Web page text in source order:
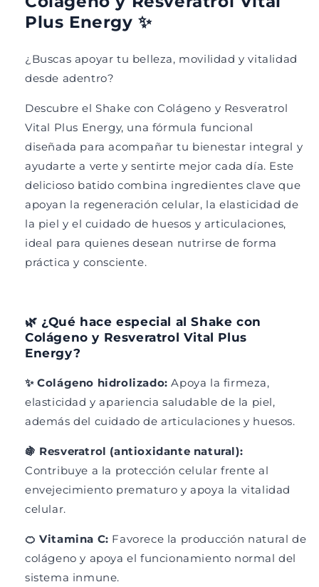
n
P
o
e
n
a
A
s
l
a
d
o
d
e
r
o
L
c
h
|
R
e
s
v
e
a
r
o
o
n
r
t
í
n
a
A
i
s
l
a
o
d
e
e
c
e
R
e
s
r
t
r
Plus Energy ✨
¿Buscas apoyar tu belleza, movilidad y vitalidad
desde adentro?
Descubre el Shake con Colágeno y Resveratrol
Vital Plus Energy, una fórmula funcional
diseñada para acompañar tu bienestar integral y
ayudarte a verte y sentirte mejor cada día. Este
delicioso batido combina ingredientes clave que
apoyan la regeneración celular, la elasticidad de
la piel y el cuidado de huesos y articulaciones,
ideal para quienes desean nutrirse de forma
práctica y consciente.
🌿 ¿Qué hace especial al Shake con
Colágeno y Resveratrol Vital Plus
Energy?
✨ Colágeno hidrolizado: Apoya la firmeza,
elasticidad y apariencia saludable de la piel,
además del cuidado de articulaciones y huesos.
🍇 Resveratrol (antioxidante natural):
Contribuye a la protección celular frente al
envejecimiento prematuro y apoya la vitalidad
celular.
🍊 Vitamina C: Favorece la producción natural de
colágeno y apoya el funcionamiento normal del
sistema inmune.